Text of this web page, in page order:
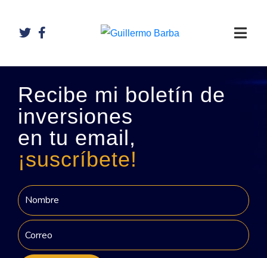
Recibe mi boletín de
inversiones
en tu email,
¡suscríbete!